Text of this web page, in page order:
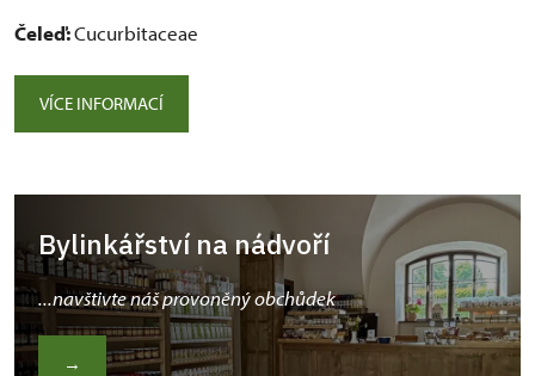
Čeleď:Cucurbitaceae
VÍCE INFORMACÍ
Bylinkářství na nádvoří
...navštivte náš provoněný obchůdek
→